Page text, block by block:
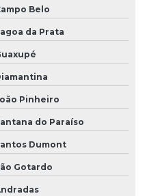
Belo
da Prata
Pinheiro
do Paraíso
Dumont
Gotardo